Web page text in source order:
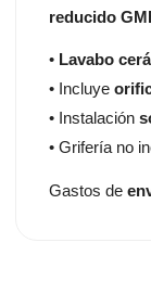
reducido
• Lavabo
• Incluye
• Instalación
• Grifería no
Gastos de